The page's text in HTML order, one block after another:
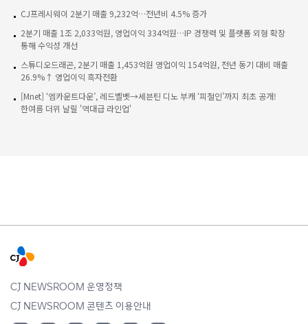
CJ프레시웨이 2분기 매출 9,232억…전년비 4.5% 증가
2분기 매출 1조 2,033억원, 영업이익 334억원…IP 경쟁력 및 플랫폼 외형 확장
통해 수익성 개선
스튜디오드래곤, 2분기 매출 1,453억원 영업이익 154억원, 전년 동기 대비 매출
26.9%↑ 영업이익 흑자전환
[Mnet] ‘엠카운트다운’, 레드벨벳→세븐틴 디노 부캐 ‘피철인’까지 최초 공개!
한여름 더위 날릴 '역대급 라인업'
CJ NEWSROOM 운영정책
CJ NEWSROOM 콘텐츠 이용안내